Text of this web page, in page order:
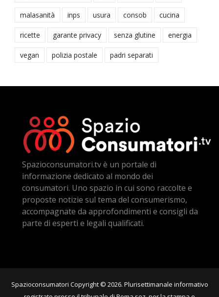
malasanità inps usura consob cucina
ricette garante privacy senza glutine energia
vegan polizia postale padri separati
Spazioconsumatori.tv è un portale di
informazione dedicato al mondo dei
consumatori. Uno spazio in cui sono raccolte e
proposte notizie sul tema del consumerismo,
accompagnate da approfondimenti e consigli da
parte di esperti e legali qualificati.
Spazioconsumatori Copyright © 2026. Plurisettimanale informativo